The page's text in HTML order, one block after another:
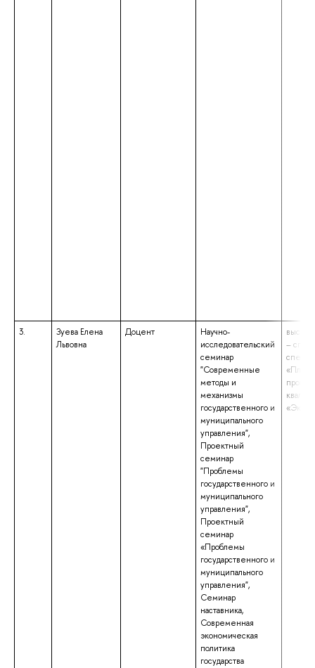
3.
Зуева Елена
Львовна
Доцент
Научно-
исследовательский
семинар
"Современные
методы и
механизмы
государственного и
муниципального
управления",
Проектный
семинар
"Проблемы
государственного и
муниципального
управления",
Проектный
семинар
«Проблемы
государственного и
муниципального
управления",
Семинар
наставника,
Современная
экономическая
политика
государства
–